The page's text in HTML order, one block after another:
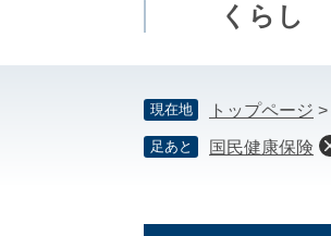
本
くらし
現在地 トップページ >
足あと 国民健康保険